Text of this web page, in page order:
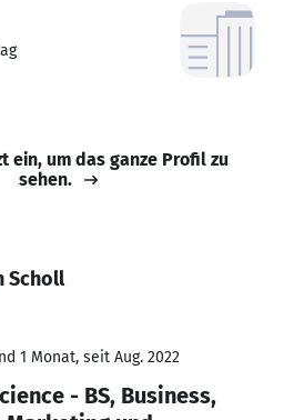
ein, um das ganze Profil zu
sehen.
Scholl
1 Monat, seit Aug. 2022
- BS, Business,